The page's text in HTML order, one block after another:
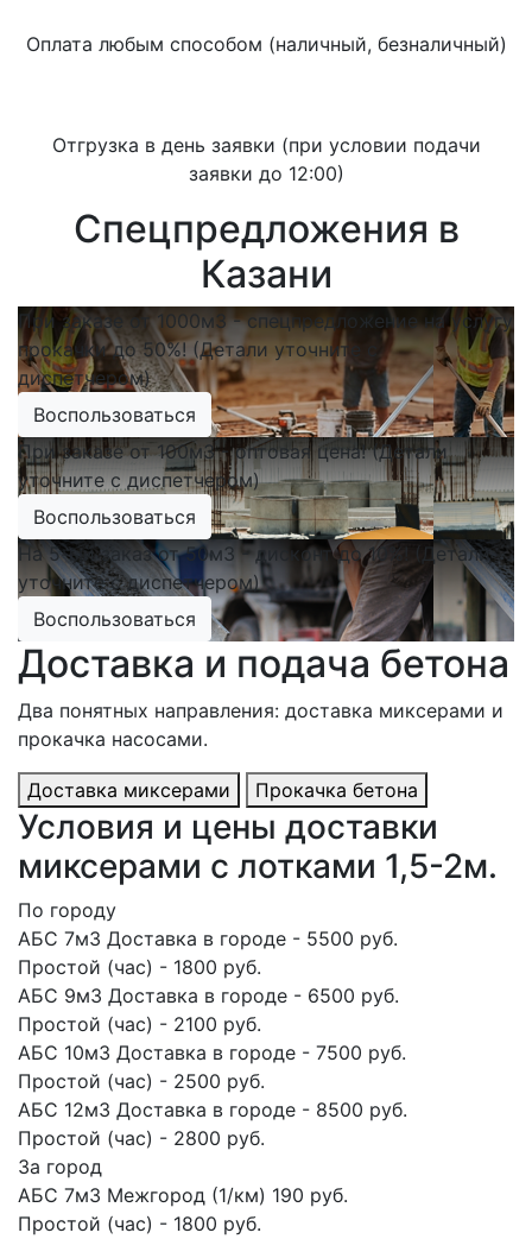
Оплата любым способом (наличный, безналичный)
Отгрузка в день заявки (при условии подачи
заявки до 12:00)
Спецпредложения в
Казани
При заказе от 1000м3 - спецпредложение на услугу
прокачки до 50%! (Детали уточните с
диспетчером)
Воспользоваться
При заказе от 100м3 - оптовая цена! (Детали
уточните с диспетчером)
Воспользоваться
На 5-ый заказ от 50м3 - дисконт до 10%! (Детали
уточните с диспетчером)
Воспользоваться
Доставка и подача бетона
Два понятных направления: доставка миксерами и
прокачка насосами.
Доставка миксерами Прокачка бетона
Условия и цены доставки
миксерами с лотками 1,5-2м.
По городу
АБС 7м3 Доставка в городе - 5500 руб.
Простой (час) - 1800 руб.
АБС 9м3 Доставка в городе - 6500 руб.
Простой (час) - 2100 руб.
АБС 10м3 Доставка в городе - 7500 руб.
Простой (час) - 2500 руб.
АБС 12м3 Доставка в городе - 8500 руб.
Простой (час) - 2800 руб.
За город
АБС 7м3 Межгород (1/км) 190 руб.
Простой (час) - 1800 руб.